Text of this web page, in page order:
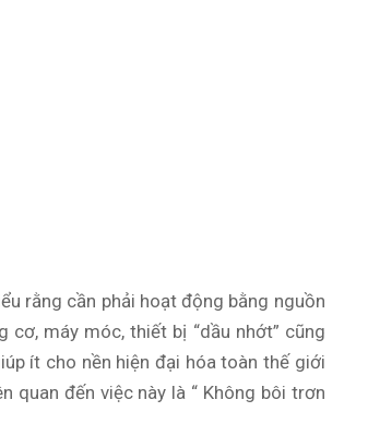
rằng cần phải hoạt động bằng nguồn
máy móc, thiết bị “dầu nhớt” cũng
ít cho nền hiện đại hóa toàn thế giới
quan đến việc này là “ Không bôi trơn